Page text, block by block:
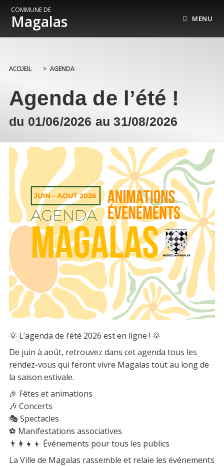
COMMUNE DE
Magalas MENU
ACCUEIL > AGENDA
Agenda de l’été !
du 01/06/2026 au 31/08/2026
🌞 L’agenda de l’été 2026 est en ligne ! 🌞
De juin à août, retrouvez dans cet agenda tous les
rendez-vous qui feront vivre Magalas tout au long de
la saison estivale.
🎉 Fêtes et animations
🎶 Concerts
🎭 Spectacles
⚽ Manifestations associatives
👨‍👩‍👧‍👦 Événements pour tous les publics
La Ville de Magalas rassemble et relaie les événements